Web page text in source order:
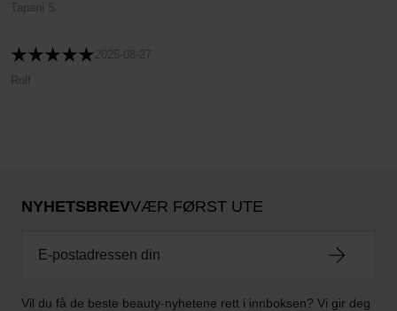
Tapani S
2025-08-27
Rolf
NYHETSBREVVÆR FØRST UTE
Vil du få de beste beauty-nyhetene rett i innboksen? Vi gir deg